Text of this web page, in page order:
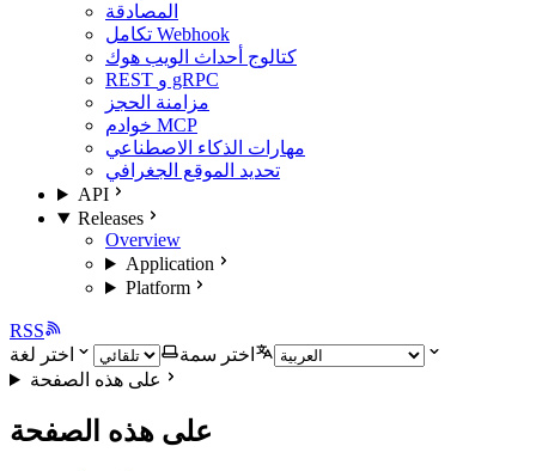
المصادقة
تكامل Webhook
كتالوج أحداث الويب هوك
REST و gRPC
مزامنة الحجز
خوادم MCP
مهارات الذكاء الاصطناعي
تحديد الموقع الجغرافي
API
Releases
Overview
Application
Platform
RSS
اختر سمة
اختر لغة
على هذه الصفحة
على هذه الصفحة